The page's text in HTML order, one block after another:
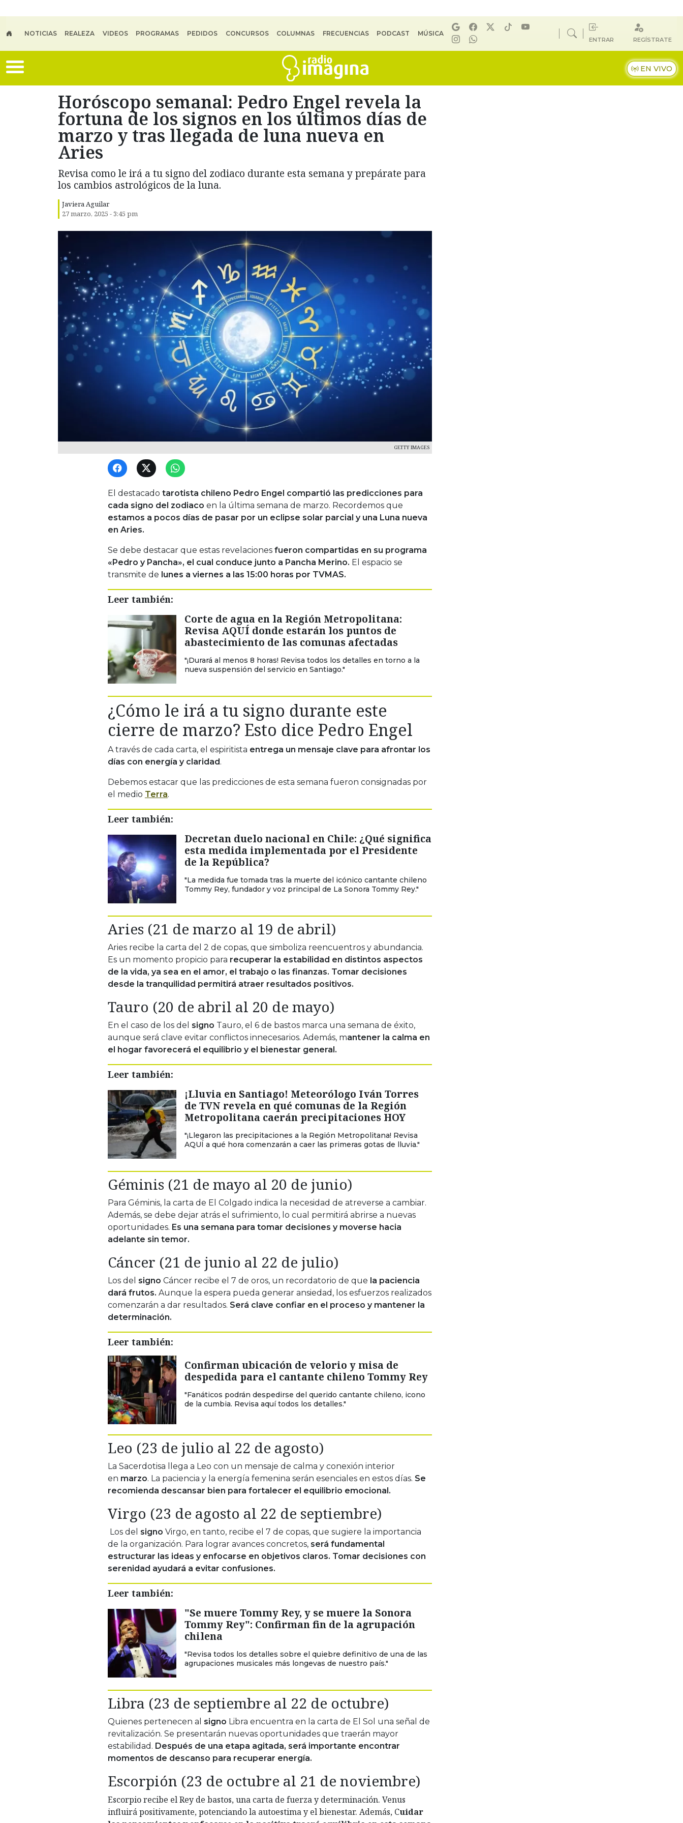
NOTICIAS REALEZA VIDEOS PROGRAMAS PEDIDOS CONCURSOS COLUMNAS FRECUENCIAS PODCAST MÚSICA
ENTRAR REGÍSTRATE
EN VIVO
Horóscopo semanal: Pedro Engel revela la
fortuna de los signos en los últimos días de
marzo y tras llegada de luna nueva en
Aries
Revisa como le irá a tu signo del zodiaco durante esta semana y prepárate para
los cambios astrológicos de la luna.
Javiera Aguilar
27 marzo, 2025 - 3:45 pm
GETTY IMAGES
El destacado tarotista chileno Pedro Engel compartió las predicciones para
cada signo del zodiaco en la última semana de marzo. Recordemos que
estamos a pocos días de pasar por un eclipse solar parcial y una Luna nueva
en Aries.
Se debe destacar que estas revelaciones fueron compartidas en su programa
«Pedro y Pancha», el cual conduce junto a Pancha Merino. El espacio se
transmite de lunes a viernes a las 15:00 horas por TVMAS.
Leer también:
Corte de agua en la Región Metropolitana:
Revisa AQUÍ donde estarán los puntos de
abastecimiento de las comunas afectadas
"¡Durará al menos 8 horas! Revisa todos los detalles en torno a la
nueva suspensión del servicio en Santiago."
¿Cómo le irá a tu signo durante este
cierre de marzo? Esto dice Pedro Engel
A través de cada carta, el espiritista entrega un mensaje clave para afrontar los
días con energía y claridad.
Debemos estacar que las predicciones de esta semana fueron consignadas por
el medio Terra.
Leer también:
Decretan duelo nacional en Chile: ¿Qué significa
esta medida implementada por el Presidente
de la República?
"La medida fue tomada tras la muerte del icónico cantante chileno
Tommy Rey, fundador y voz principal de La Sonora Tommy Rey."
Aries (21 de marzo al 19 de abril)
Aries recibe la carta del 2 de copas, que simboliza reencuentros y abundancia.
Es un momento propicio para recuperar la estabilidad en distintos aspectos
de la vida, ya sea en el amor, el trabajo o las finanzas. Tomar decisiones
desde la tranquilidad permitirá atraer resultados positivos.
Tauro (20 de abril al 20 de mayo)
En el caso de los del signo Tauro, el 6 de bastos marca una semana de éxito,
aunque será clave evitar conflictos innecesarios. Además, mantener la calma en
el hogar favorecerá el equilibrio y el bienestar general.
Leer también:
¡Lluvia en Santiago! Meteorólogo Iván Torres
de TVN revela en qué comunas de la Región
Metropolitana caerán precipitaciones HOY
"¡Llegaron las precipitaciones a la Región Metropolitana! Revisa
AQUÍ a qué hora comenzarán a caer las primeras gotas de lluvia."
Géminis (21 de mayo al 20 de junio)
Para Géminis, la carta de El Colgado indica la necesidad de atreverse a cambiar.
Además, se debe dejar atrás el sufrimiento, lo cual permitirá abrirse a nuevas
oportunidades. Es una semana para tomar decisiones y moverse hacia
adelante sin temor.
Cáncer (21 de junio al 22 de julio)
Los del signo Cáncer recibe el 7 de oros, un recordatorio de que la paciencia
dará frutos. Aunque la espera pueda generar ansiedad, los esfuerzos realizados
comenzarán a dar resultados. Será clave confiar en el proceso y mantener la
determinación.
Leer también:
Confirman ubicación de velorio y misa de
despedida para el cantante chileno Tommy Rey
"Fanáticos podrán despedirse del querido cantante chileno, icono
de la cumbia. Revisa aquí todos los detalles."
Leo (23 de julio al 22 de agosto)
La Sacerdotisa llega a Leo con un mensaje de calma y conexión interior
en marzo. La paciencia y la energía femenina serán esenciales en estos días. Se
recomienda descansar bien para fortalecer el equilibrio emocional.
Virgo (23 de agosto al 22 de septiembre)
Los del signo Virgo, en tanto, recibe el 7 de copas, que sugiere la importancia
de la organización. Para lograr avances concretos, será fundamental
estructurar las ideas y enfocarse en objetivos claros. Tomar decisiones con
serenidad ayudará a evitar confusiones.
Leer también:
"Se muere Tommy Rey, y se muere la Sonora
Tommy Rey": Confirman fin de la agrupación
chilena
"Revisa todos los detalles sobre el quiebre definitivo de una de las
agrupaciones musicales más longevas de nuestro país."
Libra (23 de septiembre al 22 de octubre)
Quienes pertenecen al signo Libra encuentra en la carta de El Sol una señal de
revitalización. Se presentarán nuevas oportunidades que traerán mayor
estabilidad. Después de una etapa agitada, será importante encontrar
momentos de descanso para recuperar energía.
Escorpión (23 de octubre al 21 de noviembre)
Escorpio recibe el Rey de bastos, una carta de fuerza y determinación. Venus
influirá positivamente, potenciando la autoestima y el bienestar. Además, Cuidar